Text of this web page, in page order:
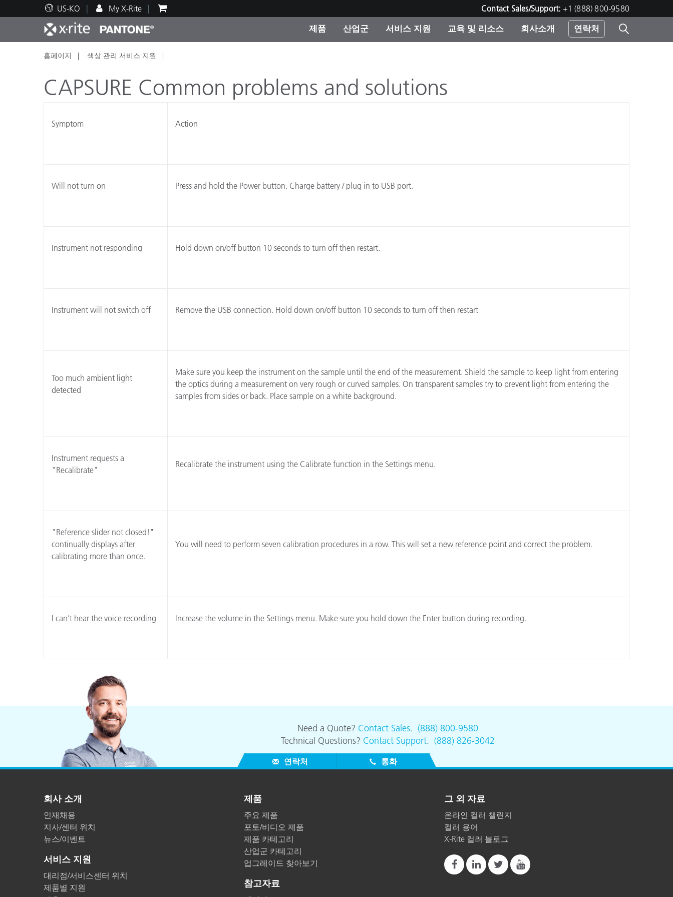
US-KO My X-Rite Contact Sales/Support: +1 (888) 800-9580
제품
주요 제품
진행중인 프로모션
산업군
인쇄 및 패키징
생명과학
서비스 지원
기술 지원
교육 및 리소스
교육 리소스
회사소개 연락처
홈페이지 색상 관리 서비스 지원
CAPSURE Common problems and solutions
Symptom Action
Will not turn on Press and hold the Power button. Charge battery / plug in to USB port.
Instrument not responding Hold down on/off button 10 seconds to turn off then restart.
Instrument will not switch off Remove the USB connection. Hold down on/off button 10 seconds to turn off then restart
Too much ambient light
detected
Make sure you keep the instrument on the sample until the end of the measurement. Shield the sample to keep light from entering
the optics during a measurement on very rough or curved samples. On transparent samples try to prevent light from entering the
samples from sides or back. Place sample on a white background.
Instrument requests a
"Recalibrate"
Recalibrate the instrument using the Calibrate function in the Settings menu.
"Reference slider not closed!"
continually displays after
calibrating more than once.
You will need to perform seven calibration procedures in a row. This will set a new reference point and correct the problem.
I can’t hear the voice recording Increase the volume in the Settings menu. Make sure you hold down the Enter button during recording.
Need a Quote? Contact Sales. (888) 800-9580
Technical Questions? Contact Support. (888) 826-3042
연락처 통화
회사 소개
인재채용
지사/센터 위치
뉴스/이벤트
서비스 지원
대리점/서비스센터 위치
제품별 지원
제품
주요 제품
포토/비디오 제품
제품 카테고리
산업군 카테고리
업그레이드 찾아보기
참고자료
그 외 자료
온라인 컬러 챌린지
컬러 용어
X-Rite 컬러 블로그